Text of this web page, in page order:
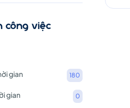
công việc
gian 180
gian 0